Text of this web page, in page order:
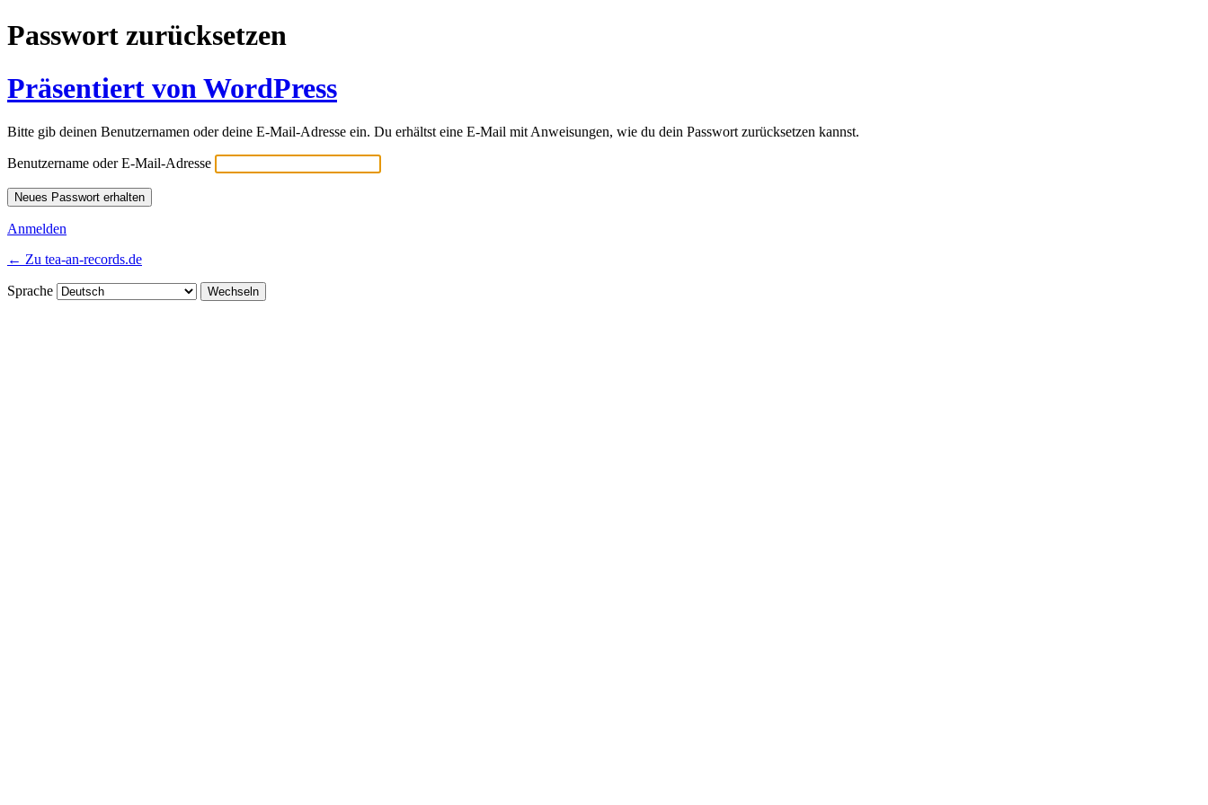
Passwort zurücksetzen
Präsentiert von WordPress
Bitte gib deinen Benutzernamen oder deine E-Mail-Adresse ein. Du erhältst eine E-Mail mit Anweisungen, wie du dein Passwort zurücksetzen kannst.
Benutzername oder E-Mail-Adresse
Anmelden
← Zu tea-an-records.de
Sprache